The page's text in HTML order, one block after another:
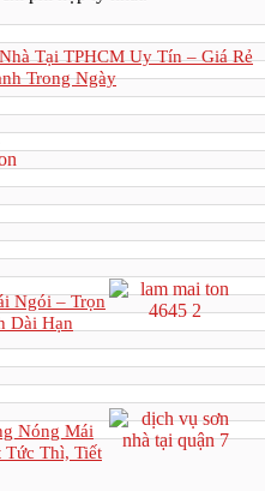
Tại TPHCM Uy Tín – Giá Rẻ
Trong Ngày
Ngói – Trọn
Dài Hạn
Nóng Mái
Tức Thì, Tiết